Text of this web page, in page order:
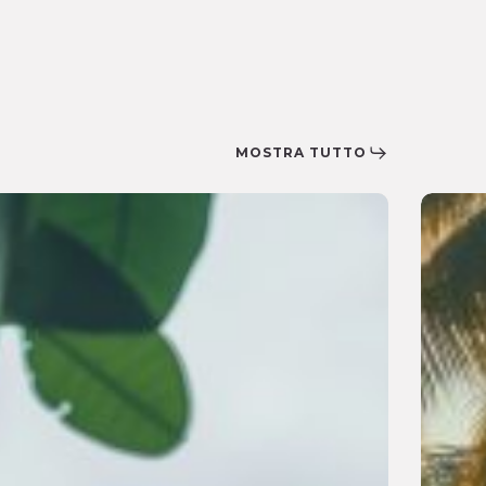
MOSTRA TUTTO